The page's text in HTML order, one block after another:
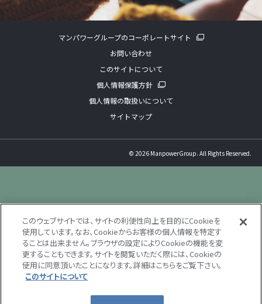
マンパワーグループのコーポレートサイト
お問い合わせ
このサイトについて
個人情報保護方針
個人情報の取扱いについて
サイトマップ
©2026 ManpowerGroup. All Rights Reserved.
このウェブサイトでは、サイトの利便性向上を目的にCookieを
使用しています。なお、Cookieからお客様の個人情報を特定す
ることは出来ません。ブラウザの設定によりCookieの機能を変
更することもできます。サイトを閲覧いただく際には、Cookieの
使用に同意頂いたことになります。詳細はこちらをご覧下さい。
このサイトについて